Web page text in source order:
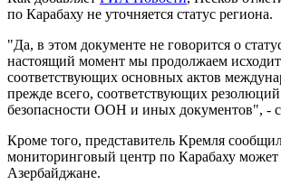
по Карабаху не уточняется статус региона.
"Да, в этом документе не говорится о
настоящий момент мы продолжаем
соответствующих основных актов
прежде всего, соответствующих
безопасности ООН и иных документов", -
Кроме того, представитель Кремля
мониторинговый центр по Карабаху
Азербайджане.